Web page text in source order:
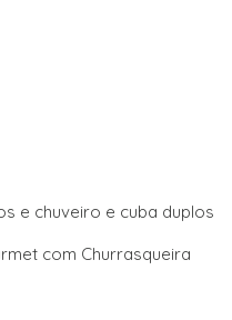
e chuveiro e cuba duplos
com Churrasqueira